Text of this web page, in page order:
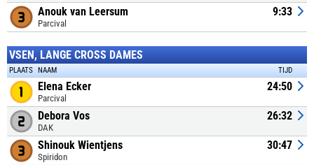
Anouk van Leersum
Parcival
9:33
VSEN, LANGE CROSS DAMES
PLAATS NAAM TIJD
Elena Ecker
Parcival
24:50
Debora Vos
DAK
26:32
Shinouk Wientjens
Spiridon
30:47